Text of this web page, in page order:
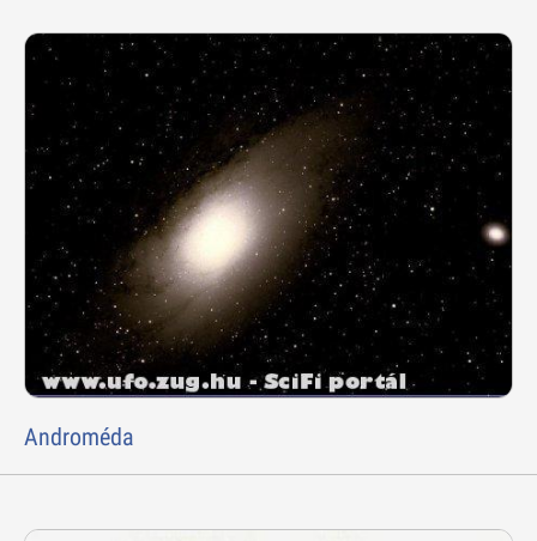
Androméda